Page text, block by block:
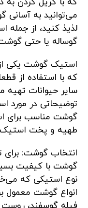
می‌توانید به
لذیذ کنید، از
گوساله یا حتی
استیک گوشت یکی
که با استفاده از
سایر حیوانات تهیه
توضیحاتی در مورد
گوشت مناسب برای
طهیه و پخت استیک
انتخاب گوشت:
گوشت با کیفیت
نوع استیکی که
انواع گوشت معمول